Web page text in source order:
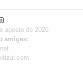
agosto de 2026
amigas: